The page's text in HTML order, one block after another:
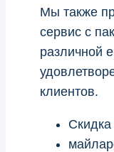
Мы также
сервис с
различной
клиентов.